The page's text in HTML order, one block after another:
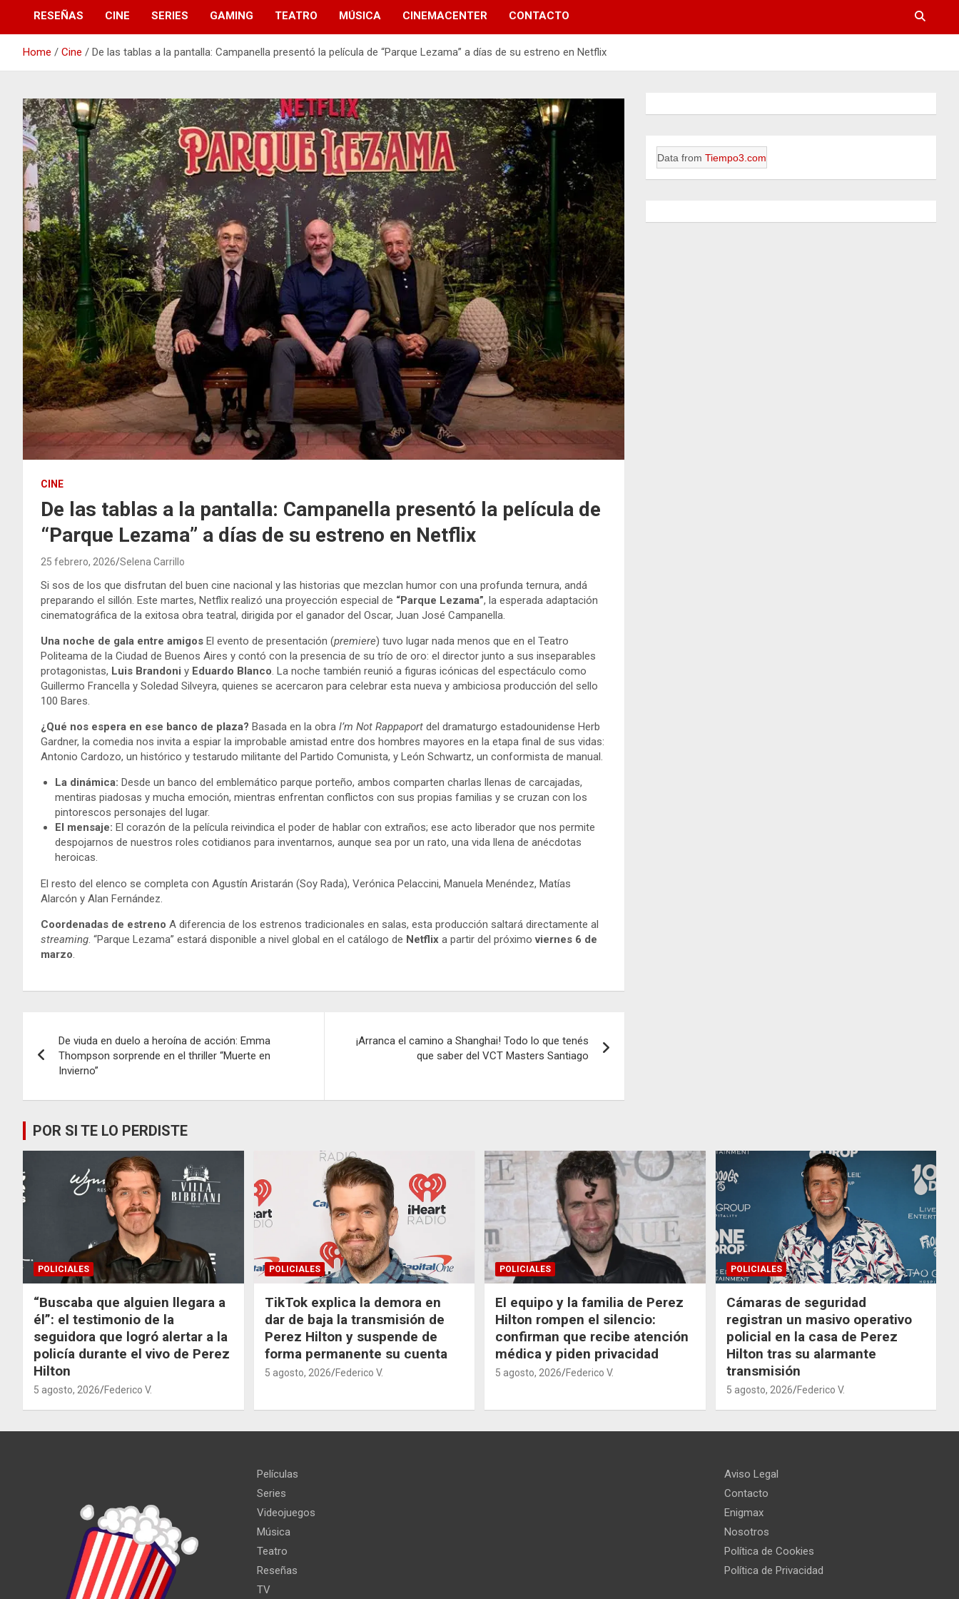
RESEÑAS CINE SERIES GAMING TEATRO MÚSICA CINEMACENTER CONTACTO
Home Cine De las tablas a la pantalla: Campanella presentó la película de “Parque Lezama” a días de su estreno en Netflix
CINE
De las tablas a la pantalla: Campanella presentó la película de
“Parque Lezama” a días de su estreno en Netflix
25 febrero, 2026 Selena Carrillo
Si sos de los que disfrutan del buen cine nacional y las historias que mezclan humor con una profunda ternura, andá
preparando el sillón. Este martes, Netflix realizó una proyección especial de “Parque Lezama”, la esperada adaptación
cinematográfica de la exitosa obra teatral, dirigida por el ganador del Oscar, Juan José Campanella.
Una noche de gala entre amigos El evento de presentación (premiere) tuvo lugar nada menos que en el Teatro
Politeama de la Ciudad de Buenos Aires y contó con la presencia de su trío de oro: el director junto a sus inseparables
protagonistas, Luis Brandoni y Eduardo Blanco. La noche también reunió a figuras icónicas del espectáculo como
Guillermo Francella y Soledad Silveyra, quienes se acercaron para celebrar esta nueva y ambiciosa producción del sello
100 Bares.
¿Qué nos espera en ese banco de plaza? Basada en la obra I’m Not Rappaport del dramaturgo estadounidense Herb
Gardner, la comedia nos invita a espiar la improbable amistad entre dos hombres mayores en la etapa final de sus vidas:
Antonio Cardozo, un histórico y testarudo militante del Partido Comunista, y León Schwartz, un conformista de manual.
La dinámica: Desde un banco del emblemático parque porteño, ambos comparten charlas llenas de carcajadas,
mentiras piadosas y mucha emoción, mientras enfrentan conflictos con sus propias familias y se cruzan con los
pintorescos personajes del lugar.
El mensaje: El corazón de la película reivindica el poder de hablar con extraños; ese acto liberador que nos permite
despojarnos de nuestros roles cotidianos para inventarnos, aunque sea por un rato, una vida llena de anécdotas
heroicas.
El resto del elenco se completa con Agustín Aristarán (Soy Rada), Verónica Pelaccini, Manuela Menéndez, Matías
Alarcón y Alan Fernández.
Coordenadas de estreno A diferencia de los estrenos tradicionales en salas, esta producción saltará directamente al
streaming. “Parque Lezama” estará disponible a nivel global en el catálogo de Netflix a partir del próximoviernes 6 de
marzo.
de
De viuda en duelo a heroína de acción: Emma
Thompson sorprende en el thriller “Muerte en
Invierno”
¡Arranca el camino a Shanghai! Todo lo que tenés
que saber del VCT Masters Santiago
Data fromTiempo3.com
POR SI TE LO PERDISTE
POLICIALES
“Buscaba que alguien llegara a
él”: el testimonio de la
seguidora que logró alertar a la
policía durante el vivo de Perez
Hilton
5 agosto, 2026 Federico V.
POLICIALES
TikTok explica la demora en
dar de baja la transmisión de
Perez Hilton y suspende de
forma permanente su cuenta
5 agosto, 2026 Federico V.
POLICIALES
El equipo y la familia de Perez
Hilton rompen el silencio:
confirman que recibe atención
médica y piden privacidad
5 agosto, 2026 Federico V.
POLICIALES
Cámaras de seguridad
registran un masivo operativo
policial en la casa de Perez
Hilton tras su alarmante
transmisión
5 agosto, 2026 Federico V.
Películas
Series
Videojuegos
Música
Teatro
Reseñas
TV
Aviso Legal
Contacto
Enigmax
Nosotros
Política de Cookies
Política de Privacidad